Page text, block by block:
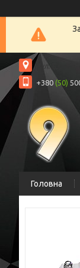
вул. Шрага,
+380 (50)
Головна